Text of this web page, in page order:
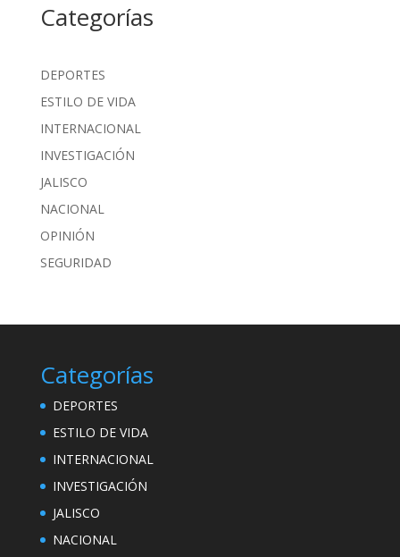
Categorías
DEPORTES
ESTILO DE VIDA
INTERNACIONAL
INVESTIGACIÓN
JALISCO
NACIONAL
OPINIÓN
SEGURIDAD
Categorías
DEPORTES
ESTILO DE VIDA
INTERNACIONAL
INVESTIGACIÓN
JALISCO
NACIONAL